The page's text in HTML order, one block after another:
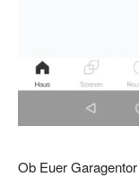
Ob Euer